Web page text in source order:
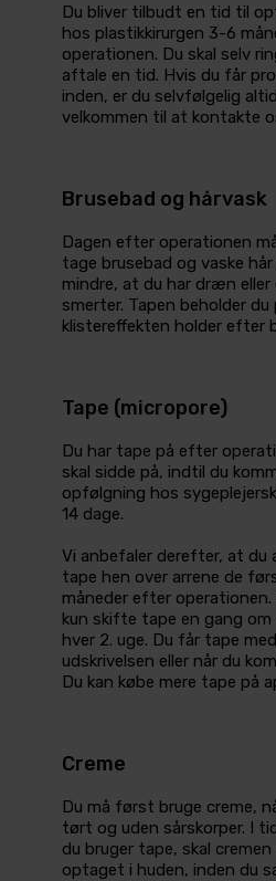
Du bliver tilbudt en tid til
hos plastikkirurgen 3-6
operationen. Du skal selv
aftale en tid. Hvis du får
inden, er du selvfølgelig altid
velkommen til at kontakte
Brusebad og hårvask
Dagen efter operationen
tage brusebad og vaske hår
mindre, at du har dræn eller
smerter. Tapen beholder du
klistereffekten holder efter
Tape (micropore)
Du har tape på efter
skal sidde på, indtil du
opfølgning hos
14 dage.
Vi anbefaler derefter, at du
tape hen over arrene de
måneder efter operationen.
kun skifte tape en gang om
hver 2. uge. Du får tape
udskrivelsen eller når du
Du kan købe mere tape på
Creme
Du må først bruge creme,
tørt og uden sårskorper. I
du bruger tape, skal
optaget­ i huden, inden du